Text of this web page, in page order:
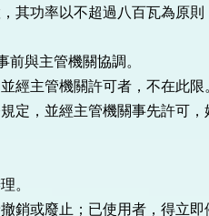
功率以不超過八百瓦為原則
與主管機關協調。
主管機關許可者，不在此限
，並經主管機關事先許可，
。
或廢止；已使用者，得立即